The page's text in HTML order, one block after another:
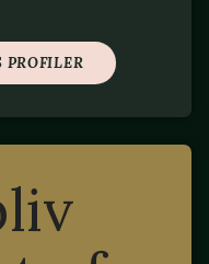
PROFILER